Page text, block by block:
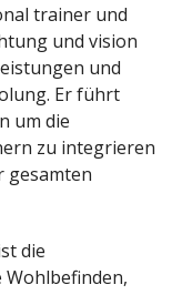
trainer und
und vision
und
Er führt
um die
zu integrieren
gesamten
die
Wohlbefinden,